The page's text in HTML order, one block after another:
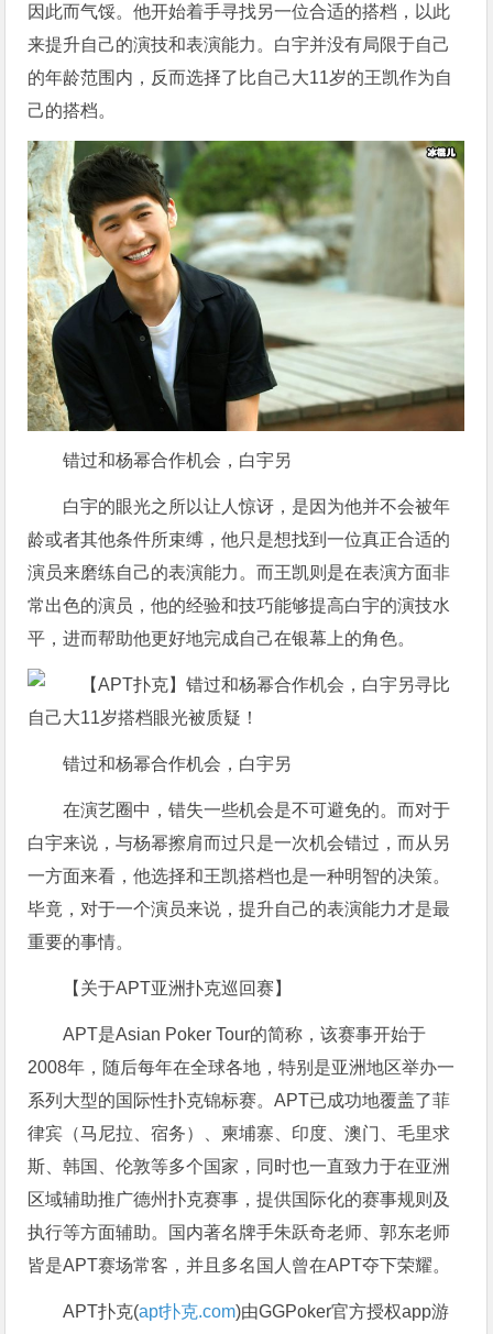
因此而气馁。他开始着手寻找另一位合适的搭档，以此
来提升自己的演技和表演能力。白宇并没有局限于自己
的年龄范围内，反而选择了比自己大11岁的王凯作为自
己的搭档。
错过和杨幂合作机会，白宇另
白宇的眼光之所以让人惊讶，是因为他并不会被年
龄或者其他条件所束缚，他只是想找到一位真正合适的
演员来磨练自己的表演能力。而王凯则是在表演方面非
常出色的演员，他的经验和技巧能够提高白宇的演技水
平，进而帮助他更好地完成自己在银幕上的角色。
错过和杨幂合作机会，白宇另
在演艺圈中，错失一些机会是不可避免的。而对于
白宇来说，与杨幂擦肩而过只是一次机会错过，而从另
一方面来看，他选择和王凯搭档也是一种明智的决策。
毕竟，对于一个演员来说，提升自己的表演能力才是最
重要的事情。
【关于APT亚洲扑克巡回赛】
APT是Asian Poker Tour的简称，该赛事开始于
2008年，随后每年在全球各地，特别是亚洲地区举办一
系列大型的国际性扑克锦标赛。APT已成功地覆盖了菲
律宾（马尼拉、宿务）、柬埔寨、印度、澳门、毛里求
斯、韩国、伦敦等多个国家，同时也一直致力于在亚洲
区域辅助推广德州扑克赛事，提供国际化的赛事规则及
执行等方面辅助。国内著名牌手朱跃奇老师、郭东老师
皆是APT赛场常客，并且多名国人曾在APT夺下荣耀。
APT扑克(apt扑克.com)由GGPoker官方授权app游